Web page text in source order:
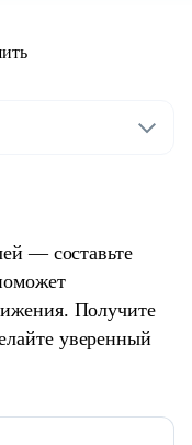
— составьте
Получите
уверенный